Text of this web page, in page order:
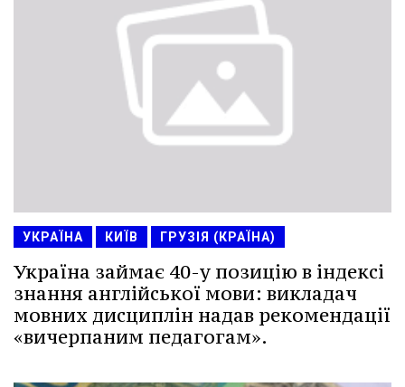
УКРАЇНА КИЇВ ГРУЗІЯ (КРАЇНА)
Україна займає 40-у позицію в індексі
знання англійської мови: викладач
мовних дисциплін надав рекомендації
«вичерпаним педагогам».